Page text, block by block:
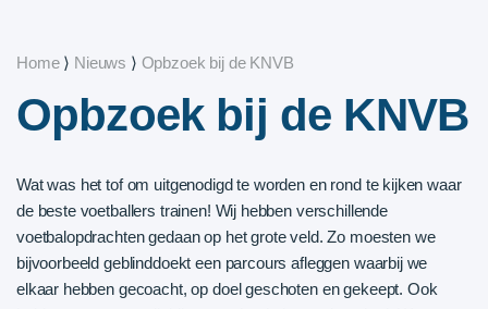
Home⟩ Nieuws ⟩ Opbzoek bij de KNVB
Opbzoek bij de KNVB
Wat was het tof om uitgenodigd te worden en rond te kijken waar
de beste voetballers trainen! Wij hebben verschillende
voetbalopdrachten gedaan op het grote veld. Zo moesten we
bijvoorbeeld geblinddoekt een parcours afleggen waarbij we
elkaar hebben gecoacht, op doel geschoten en gekeept. Ook